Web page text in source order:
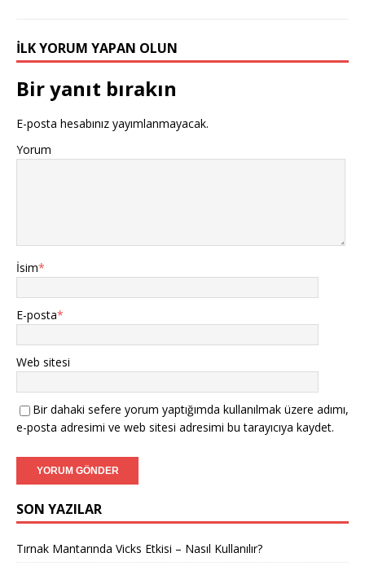
İLK YORUM YAPAN OLUN
Bir yanıt bırakın
E-posta hesabınız yayımlanmayacak.
Yorum
İsim*
E-posta*
Web sitesi
Bir dahaki sefere yorum yaptığımda kullanılmak üzere adımı,
e-posta adresimi ve web sitesi adresimi bu tarayıcıya kaydet.
SON YAZILAR
Tırnak Mantarında Vicks Etkisi – Nasıl Kullanılır?